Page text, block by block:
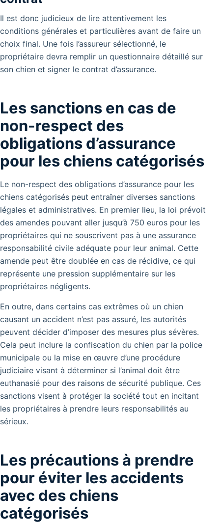
Il est donc judicieux de lire attentivement les
conditions générales et particulières avant de faire un
choix final. Une fois l’assureur sélectionné, le
propriétaire devra remplir un questionnaire détaillé sur
son chien et signer le contrat d’assurance.
Les sanctions en cas de
non-respect des
obligations d’assurance
pour les chiens catégorisés
Le non-respect des obligations d’assurance pour les
chiens catégorisés peut entraîner diverses sanctions
légales et administratives. En premier lieu, la loi prévoit
des amendes pouvant aller jusqu’à 750 euros pour les
propriétaires qui ne souscrivent pas à une assurance
responsabilité civile adéquate pour leur animal. Cette
amende peut être doublée en cas de récidive, ce qui
représente une pression supplémentaire sur les
propriétaires négligents.
En outre, dans certains cas extrêmes où un chien
causant un accident n’est pas assuré, les autorités
peuvent décider d’imposer des mesures plus sévères.
Cela peut inclure la confiscation du chien par la police
municipale ou la mise en œuvre d’une procédure
judiciaire visant à déterminer si l’animal doit être
euthanasié pour des raisons de sécurité publique. Ces
sanctions visent à protéger la société tout en incitant
les propriétaires à prendre leurs responsabilités au
sérieux.
Les précautions à prendre
pour éviter les accidents
avec des chiens
catégorisés